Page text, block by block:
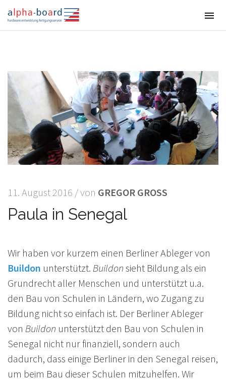
T
o
e
n
a
v
a
t
11. August 2016 / von GREGOR GROSS
Paula in Senegal
Wir haben vor kurzem einen Berliner Ableger von
Buildon unterstützt. Buildon sieht Bildung als ein
Grundrecht aller Menschen und unterstützt u.a.
den Bau von Schulen in Ländern, wo Zugang zu
Bildung nicht so einfach ist. Der Berliner Ableger
von Buildon unterstützt den Bau von Schulen in
Senegal nicht nur finanziell, sondern auch
dadurch, dass einige Berliner in den Senegal reisen,
um beim Bau dieser Schulen mitzuhelfen. Wir